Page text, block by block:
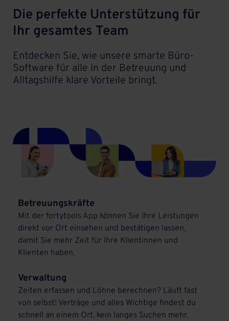
Die perfekte Unterstützung für
Ihr gesamtes Team
Entdecken Sie, wie unsere smarte Büro-
Software für alle in der Betreuung und
Alltagshilfe klare Vorteile bringt.
Betreuungskräfte
Mit der fortytools App können Sie Ihre Leistungen
direkt vor Ort einsehen und bestätigen lassen,
damit Sie mehr Zeit für Ihre Klientinnen und
Klienten haben.
Verwaltung
Zeiten erfassen und Löhne berechnen? Läuft fast
von selbst! Verträge und alles Wichtige findest du
schnell an einem Ort, kein langes Suchen mehr.